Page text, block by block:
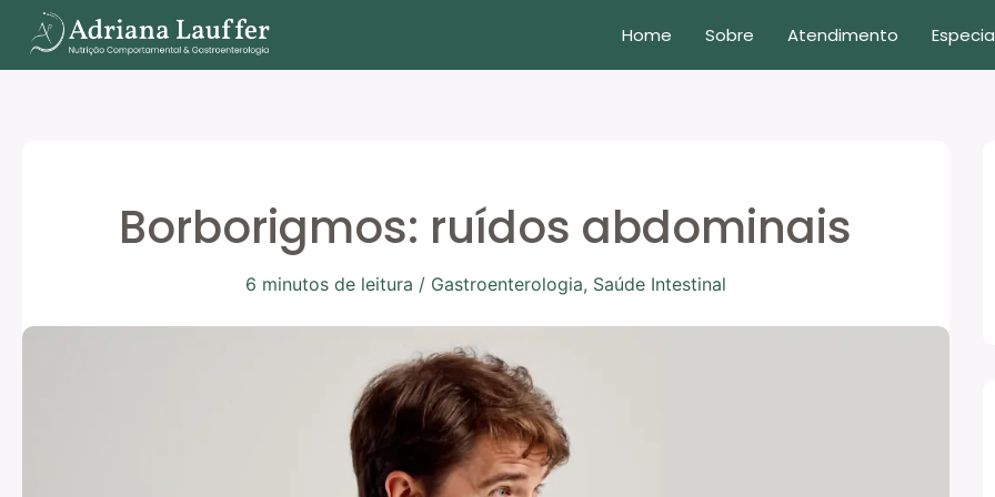
para
o
Home Sobre Atendimento
Borborigmos: ruídos abdominais
6 minutos de leitura / Gastroenterologia, Saúde Intestinal